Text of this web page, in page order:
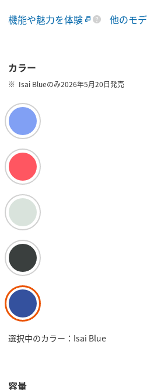
機能や魅力を体験 他のモ
カラー
Isai Blueのみ2026年5月20日発売
選択中のカラー：Isai Blue
容量